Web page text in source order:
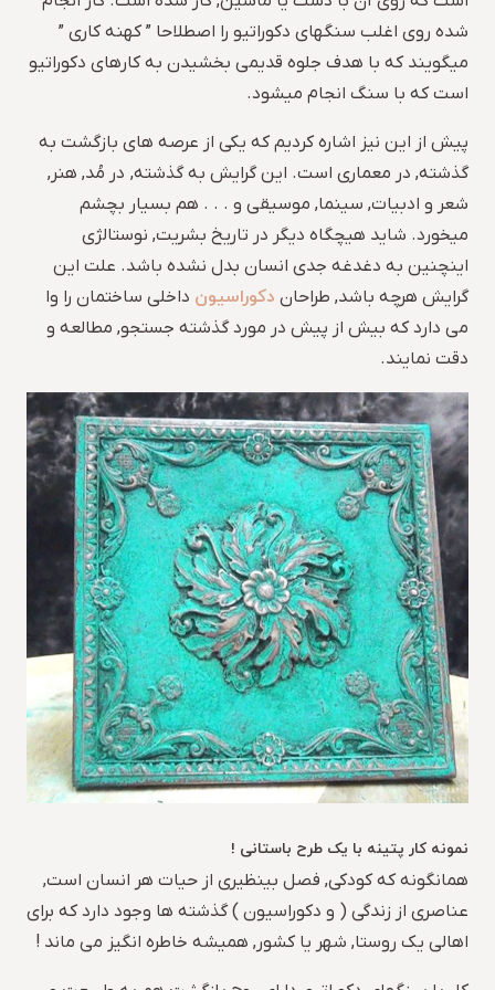
شده روی اغلب سنگهای دکوراتیو را اصطلاحا ” کهنه کاری ”
میگویند که با هدف جلوه قدیمی بخشیدن به کارهای دکوراتیو
است که با سنگ انجام میشود.
پیش از این نیز اشاره کردیم که یکی از عرصه های بازگشت به
گذشته, در معماری است. این گرایش به گذشته, در مُد, هنر,
شعر و ادبیات, سینما, موسیقی و . . . هم بسیار بچشم
میخورد. شاید هیچگاه دیگر در تاریخ بشریت, نوستالژی
اینچنین به دغدغه جدی انسان بدل نشده باشد. علت این
گرایش هرچه باشد, طراحان دکوراسیون داخلی ساختمان را وا
می دارد که بیش از پیش در مورد گذشته جستجو, مطالعه و
دقت نمایند.
نمونه کار پتینه با یک طرح باستانی !
همانگونه که کودکی, فصل بینظیری از حیات هر انسان است,
عناصری از زندگی ( و دکوراسیون ) گذشته ها وجود دارد که برای
اهالی یک روستا, شهر یا کشور, همیشه خاطره انگیز می ماند !